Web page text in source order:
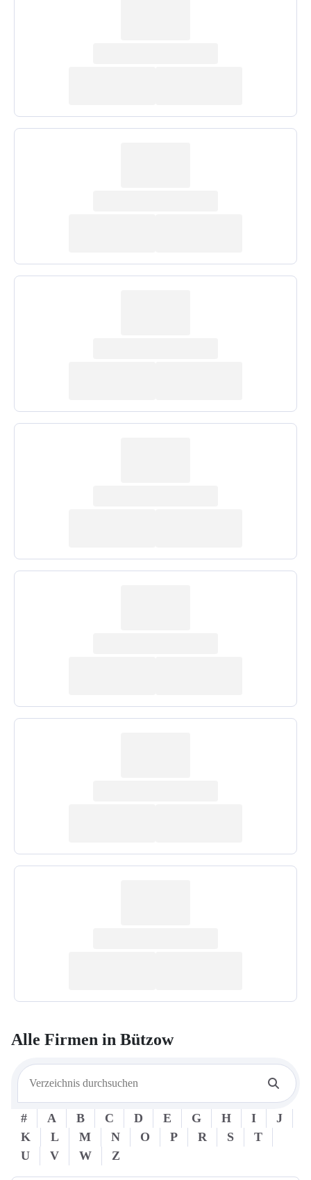
Alle Firmen in Bützow
# A B C D E G H I
J
K
L M N O P R S
T
U
V W Z